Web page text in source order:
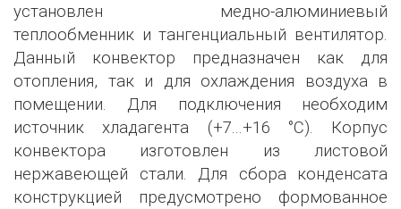
установлен медно-алюминиевый
теплообменник и тангенциальный вентилятор.
Данный конвектор предназначен как для
отопления, так и для охлаждения воздуха в
помещении. Для подключения необходим
источник хладагента (+7...+16 °С). Корпус
конвектора изготовлен из листовой
нержавеющей стали. Для сбора конденсата
конструкцией предусмотрено формованное